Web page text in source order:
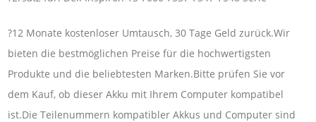
?12 Monate kostenloser Umtausch, 30 Tage Geld zurück.Wir
bieten die bestmöglichen Preise für die hochwertigsten
Produkte und die beliebtesten Marken.Bitte prüfen Sie vor
dem Kauf, ob dieser Akku mit Ihrem Computer kompatibel
ist.Die Teilenummern kompatibler Akkus und Computer sind